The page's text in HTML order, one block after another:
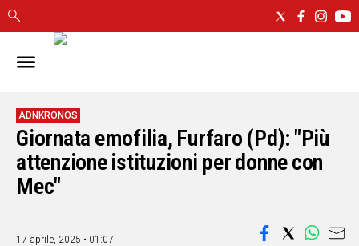
IN
CAGLIARI
SASSARI
NUORO
ORISTANO
SULCIS
OGLIASTRA
ADNKRONOS
Giornata emofilia, Furfaro (Pd): "Più
attenzione istituzioni per donne con
Mec"
17 aprile, 2025 • 01:07